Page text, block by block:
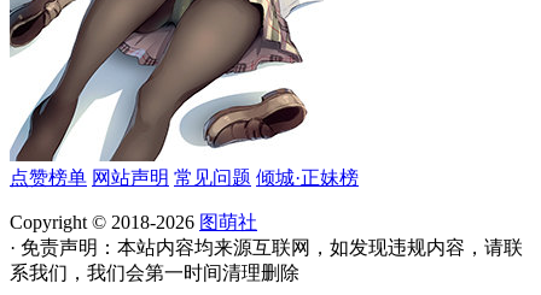
点赞榜单 网站声明 常见问题 倾城·正妹榜
Copyright © 2018-2026 图萌社
· 免责声明：本站内容均来源互联网，如发现违规内容，请联
系我们，我们会第一时间清理删除